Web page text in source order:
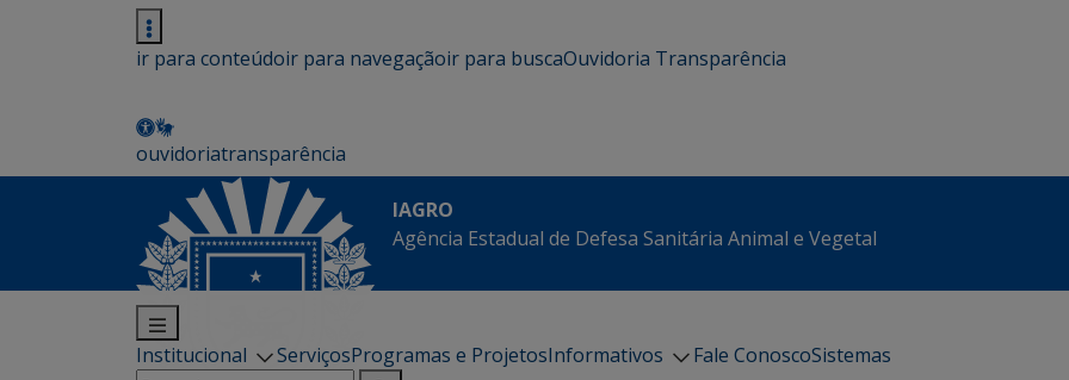
ir para conteúdoir para navegaçãoir para buscaOuvidoria Transparência
ouvidoriatransparência
IAGRO
Agência Estadual de Defesa Sanitária Animal e Vegetal
Institucional ServiçosProgramas e ProjetosInformativos Fale ConoscoSistemas